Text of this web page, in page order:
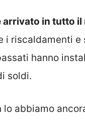
arrivato in tutto
i riscaldamenti
hanno
soldi.
lo abbiamo